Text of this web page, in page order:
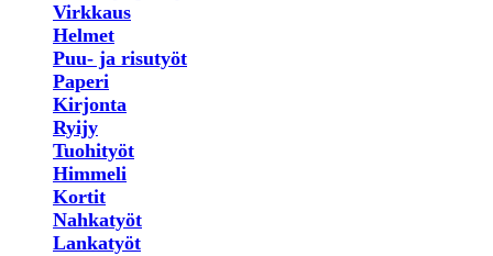
Virkkaus
Helmet
Puu- ja risutyöt
Paperi
Kirjonta
Ryijy
Tuohityöt
Himmeli
Kortit
Nahkatyöt
Lankatyöt